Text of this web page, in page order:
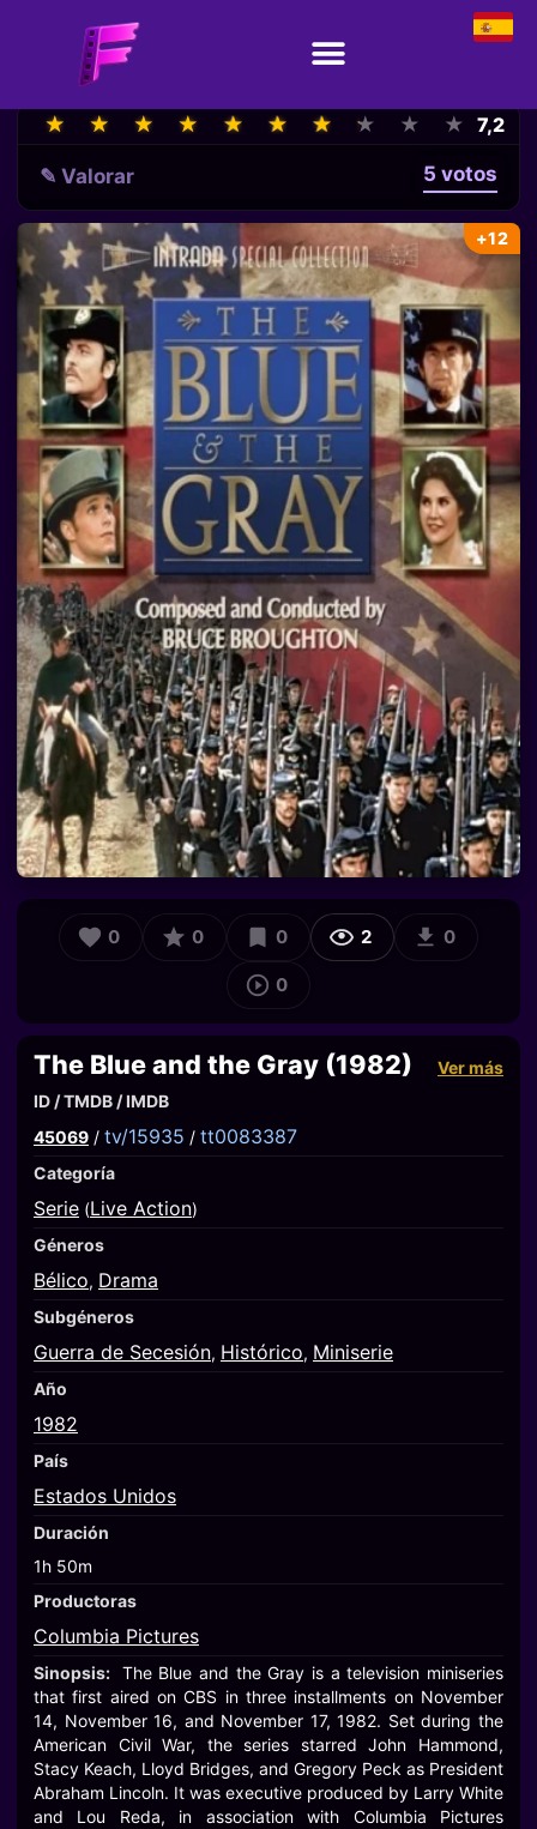
★
★ ★
★ ★
★ ★
★ ★
★ ★
★ ★
★ ★
★ ★
★ ★
★ 7,2
✎ Valorar 5 votos
+12
0 0 0 2 0
0
The Blue and the Gray (1982)
Ver más
ID / TMDB / IMDB
45069 / tv/15935 / tt0083387
Categoría
Serie (Live Action)
Géneros
Bélico, Drama
Subgéneros
Guerra de Secesión, Histórico, Miniserie
Año
1982
País
Estados Unidos
Duración
1h 50m
Productoras
Columbia Pictures
Sinopsis: The Blue and the Gray is a television miniseries
that first aired on CBS in three installments on November
14, November 16, and November 17, 1982. Set during the
American Civil War, the series starred John Hammond,
Stacy Keach, Lloyd Bridges, and Gregory Peck as President
Abraham Lincoln. It was executive produced by Larry White
and Lou Reda, in association with Columbia Pictures